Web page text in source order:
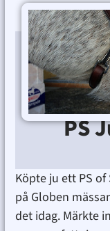
DittePS
Köpte ju ett PS
på Globen
det idag. Märkte